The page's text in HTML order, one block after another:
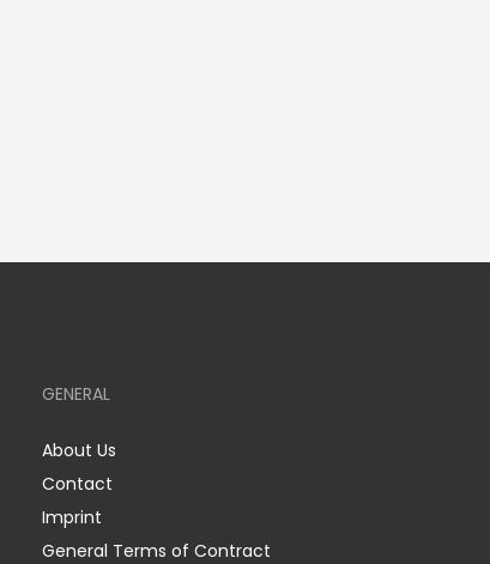
GENERAL
About Us
Contact
Imprint
General Terms of Contract